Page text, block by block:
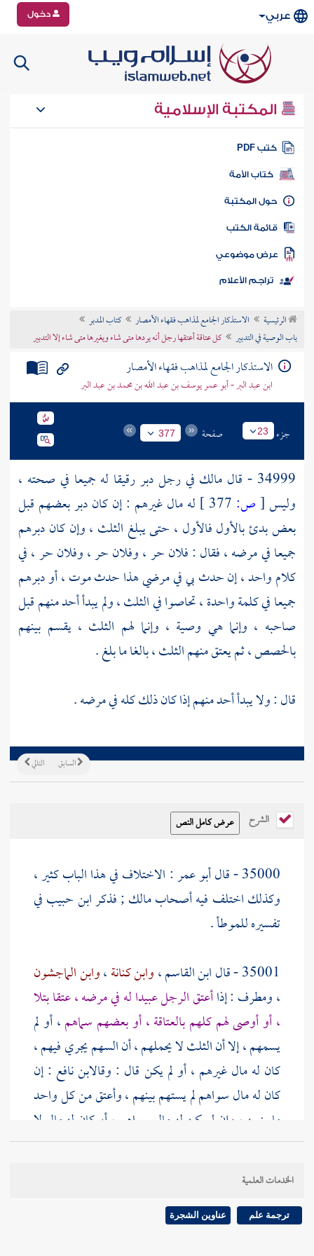
عربي دخول
المكتبة الإسلامية
كتب PDF
كتاب الأمة
المكتبة
الكتب
موضوعي
تراجم الأعلام
الرئيسية الاستذكار الجامع لمذاهب فقهاء الأمصار
كتاب المدبر
باب الوصية في التدبير
كل عتاقة أعتقها رجل أنه يردها متى شاء ويغيرها متى شاء إلا التدبير
الاستذكار الجامع لمذاهب فقهاء الأمصار
ابن عبد البر - أبو عمر يوسف بن عبد الله بن محمد بن عبد البر
جزء 23 صفحة 377
34999 - قال مالك في رجل دبر رقيقا له جميعا في صحته ،
وليس[ص:
له مال غيرهم : إن كان دبر بعضهم قبل
بعض بدئ بالأول فالأول ، حتى يبلغ الثلث ، وإن كان دبرهم
جميعا في مرضه ، فقال : فلان حر ، وفلان حر ، وفلان حر ، في
كلام واحد ، إن حدث بي في مرضي هذا حدث موت ، أو دبرهم
جميعا في كلمة واحدة ، تحاصوا في الثلث ، ولم يبدأ أحد منهم قبل
صاحبه ، وإنما هي وصية ، وإنما لهم الثلث ، يقسم بينهم
بالحصص ، ثم يعتق منهم الثلث ، بالغا ما بلغ .
قال : ولا يبدأ أحد منهم إذا كان ذلك كله في مرضه .
التالي السابق
الشرح
35000 - قال أبو عمر: الاختلاف في هذا الباب كثير ،
وكذلك اختلف فيه أصحابمالك; فذكرابن حبيبفي
تفسيره للموطأ .
35001 - قال
ابن القاسم،وابن كنانة،وابن الماجشون
،ومطرف : إذاأعتق الرجل عبيدا له في مرضه ، عتقا بتلا
، أو أوصى لهم كلهم بالعتاقة ، أو بعضهم سماهم، أو لم
يسمهم ، إلا أن الثلث لا يحملهم ، أن السهم يجري فيهم ،
كان له مال غيرهم ، أو لم يكن قال : وقالابن نافع : إن
كان له مال سواهم لم يستهم بينهم ، وأعتق من كل واحد
ما ينوبه ، وإن لم يكن له مال سواهم ، أو كان له مال لا
يقوم ، فإنه يقرع بينهم .
35002 - وقال
، وأما العتق[ص:378 ]
الخدمات العلمية
ترجمة علم عناوين الشجرة